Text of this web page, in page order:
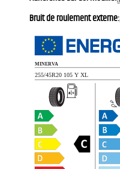
Bruit de roulement externe: